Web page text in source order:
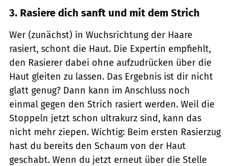
3. Rasiere dich sanft und mit dem Strich
Wer (zunächst) in Wuchsrichtung der Haare
rasiert, schont die Haut. Die Expertin empfiehlt,
den Rasierer dabei ohne aufzudrücken über die
Haut gleiten zu lassen. Das Ergebnis ist dir nicht
glatt genug? Dann kann im Anschluss noch
einmal gegen den Strich rasiert werden. Weil die
Stoppeln jetzt schon ultrakurz sind, kann das
nicht mehr ziepen. Wichtig: Beim ersten Rasierzug
hast du bereits den Schaum von der Haut
geschabt. Wenn du jetzt erneut über die Stelle